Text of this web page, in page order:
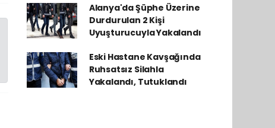
Alanya'da Şüphe Üzerine
Durdurulan 2 Kişi
Uyuşturucuyla Yakalandı
Eski Hastane Kavşağında
Ruhsatsız Silahla
Yakalandı, Tutuklandı